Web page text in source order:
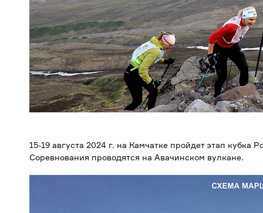
15-19 августа 2024 г. на Камчатке пройдет этап кубка
Соревнования проводятся на Авачинском вулкане.